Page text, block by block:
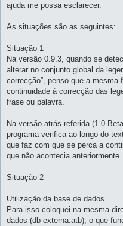
ajuda me possa esclarecer.
As situações são as seguintes:
Situação 1
Na versão 0.9.3, quando se
alterar no conjunto global da
correcção”, penso que a mesma
continuidade à correcção das
frase ou palavra.
Na versão atrás referida (1.0
programa verifica ao longo do
que faz com que se perca a
que não acontecia
Situação 2
Utilização da base de dados
Para isso coloquei na mesma
dados (db-externa.atb), o que